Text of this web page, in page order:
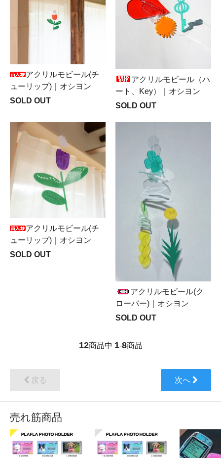
アクリルモビール(チ
ューリップ)｜オシヨン
SOLD OUT
アクリルモビール（ハ
ート、Key）｜オシヨン
SOLD OUT
アクリルモビール(チ
ューリップ)｜オシヨン
SOLD OUT
アクリルモビール(ク
ローバー)｜オシヨン
SOLD OUT
12商品中 1-8商品
戻る 次へ
売れ筋商品